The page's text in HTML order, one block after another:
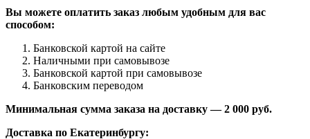
Вы можете оплатить заказ любым удобным для вас
способом:
Банковской картой на сайте
Наличными при самовывозе
Банковской картой при самовывозе
Банковским переводом
Минимальная сумма заказа на доставку — 2 000 руб.
Доставка по Екатеринбургу: